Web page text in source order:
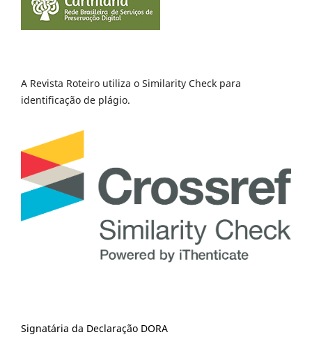
A Revista Roteiro utiliza o Similarity Check para
identificação de plágio.
Signatária da Declaração DORA